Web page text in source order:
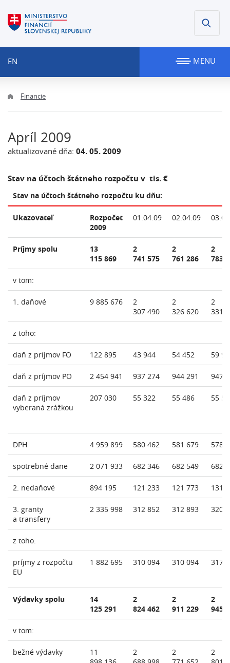
EN MENU
Financie
Apríl 2009
aktualizované dňa: 04. 05. 2009
Stav na účtoch štátneho rozpočtu v tis. €
Stav na účtoch štátneho rozpočtu ku dňu:
Ukazovateľ
Rozpočet
2009
01.04.09 02.04.09
Príjmy spolu
13
115 869
2
741 575
2
761 286
2
783
v tom:
1. daňové 9 885 676
2
307 490
2
326 620
2
331
z toho:
daň z príjmov FO 122 895 43 944 54 452 59
daň z príjmov PO 2 454 941 937 274 944 291 947
daň z príjmov
vyberaná zrážkou
207 030 55 322 55 486 55
DPH 4 959 899 580 462 581 679 578
spotrebné dane 2 071 933 682 346 682 549 682
2. nedaňové 894 195 121 233 121 773 131
3. granty
a transfery
2 335 998 312 852 312 893 320
z toho:
príjmy z rozpočtu
EU
1 882 695 310 094 310 094 317
Výdavky spolu
14
125 291
2
824 462
2
911 229
2
945
v tom:
bežné výdavky
11
2
2
2